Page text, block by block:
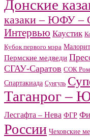
Донские
казаки – ЮФУ
Интервью Каустик
Кубок первого мэра
Пермские медведи
СГАУ-Саратов СОК
Спартакиада Сунгуль
Таганрог –
Лесгафта – Нева ФГР
России Чеховские